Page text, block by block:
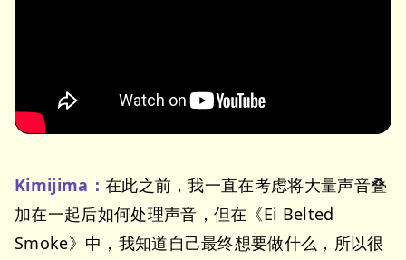
Kimijima： 在此之前，我一直在考虑将大量声音叠
加在一起后如何处理声音，但在《Ei Belted
Smoke》中，我知道自己最终想要做什么，所以很